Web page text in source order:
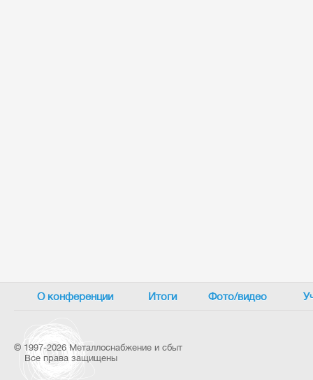
О конференции Итоги Фото/видео
© 1997-2026 Металлоснабжение и сбыт
Все права защищены